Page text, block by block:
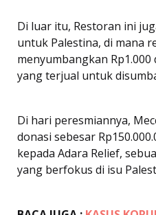
Di luar itu, Restoran ini
untuk Palestina, di mana
menyumbangkan
yang terjual untuk
Di hari peresmiannya,
donasi sebesar
kepada Adara Relief,
yang berfokus di isu